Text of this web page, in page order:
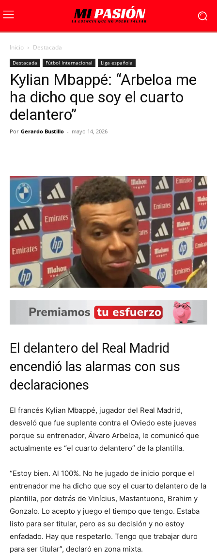
Inicio Destacada
Destacada Fútbol Internacional Liga española
Kylian Mbappé: “Arbeloa me
ha dicho que soy el cuarto
delantero”
Por Gerardo Bustillo - mayo 14, 2026
El delantero del Real Madrid
encendió las alarmas con sus
declaraciones
El francés Kylian Mbappé, jugador del Real Madrid,
desveló que fue suplente contra el Oviedo este jueves
porque su entrenador, Álvaro Arbeloa, le comunicó que
actualmente es “el cuarto delantero” de la plantilla.
“Estoy bien. Al 100%. No he jugado de inicio porque el
entrenador me ha dicho que soy el cuarto delantero de la
plantilla, por detrás de Vinícius, Mastantuono, Brahim y
Gonzalo. Lo acepto y juego el tiempo que tengo. Estaba
listo para ser titular, pero es su decisión y no estoy
enfadado. Hay que respetarlo. Tengo que trabajar duro
para ser titular”, declaró en zona mixta.